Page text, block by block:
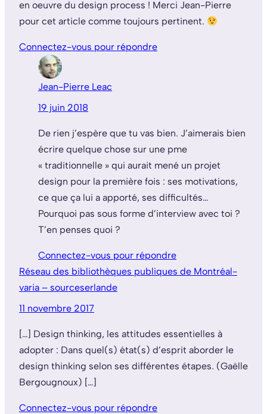
en oeuvre du design process ! Merci Jean-Pierre
pour cet article comme toujours pertinent.
Connectez-vous pour répondre
Jean-Pierre Leac
19 juin 2018
De rien j’espère que tu vas bien. J’aimerais bien
écrire quelque chose sur une pme
« traditionnelle » qui aurait mené un projet
design pour la première fois : ses motivations,
ce que ça lui a apporté, ses difficultés…
Pourquoi pas sous forme d’interview avec toi ?
T’en penses quoi ?
Connectez-vous pour répondre
Réseau des bibliothèques publiques de Montréal-
varia – sourceserlande
11 novembre 2017
[…] Design thinking, les attitudes essentielles à
adopter : Dans quel(s) état(s) d’esprit aborder le
design thinking selon ses différentes étapes. (Gaëlle
Bergougnoux) […]
Connectez-vous pour répondre